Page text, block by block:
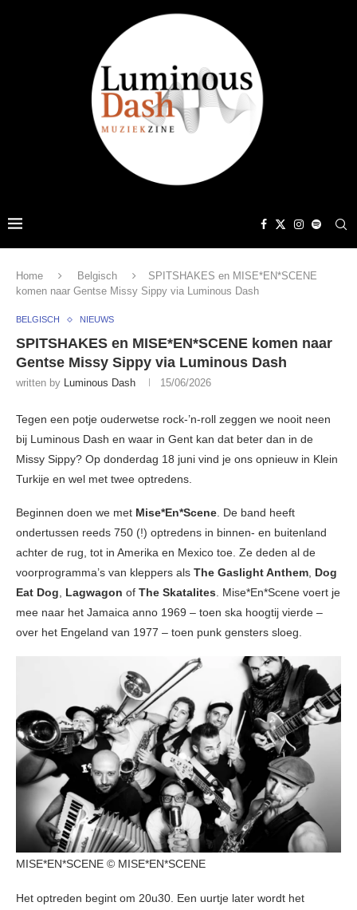
Home Belgisch
SPITSHAKES en MISE*EN*SCENE
komen naar Gentse Missy Sippy via Luminous Dash
BELGISCH NIEUWS
SPITSHAKES en MISE*EN*SCENE komen naar
Gentse Missy Sippy via Luminous Dash
written by Luminous Dash 15/06/2026
Tegen een potje ouderwetse rock-’n-roll zeggen we nooit neen
bij Luminous Dash en waar in Gent kan dat beter dan in de
Missy Sippy? Op donderdag 18 juni vind je ons opnieuw in Klein
Turkije en wel met twee optredens.
Beginnen doen we met Mise*En*Scene. De band heeft
ondertussen reeds 750 (!) optredens in binnen- en buitenland
achter de rug, tot in Amerika en Mexico toe. Ze deden al de
voorprogramma’s van kleppers als The Gaslight Anthem, Dog
Eat Dog, Lagwagon of The Skatalites. Mise*En*Scene voert je
mee naar het Jamaica anno 1969 – toen ska hoogtij vierde –
over het Engeland van 1977 – toen punk gensters sloeg.
MISE*EN*SCENE © MISE*EN*SCENE
Het optreden begint om 20u30. Een uurtje later wordt het